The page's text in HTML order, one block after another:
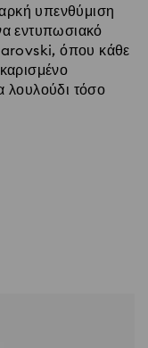
υπενθύμιση
εντυπωσιακό
όπου κάθε
λουλούδι τόσο